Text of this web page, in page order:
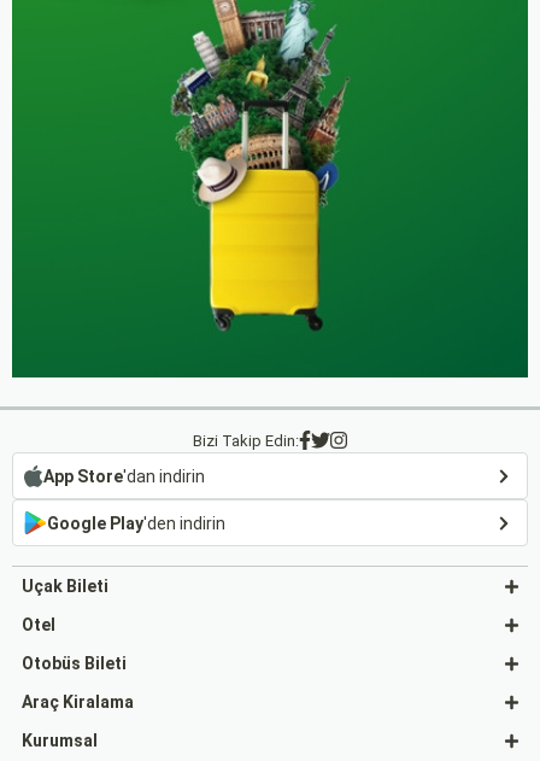
Bizi Takip Edin:
App Store'dan indirin
Google Play'den indirin
Uçak Bileti
Otel
Otobüs Bileti
Araç Kiralama
Kurumsal